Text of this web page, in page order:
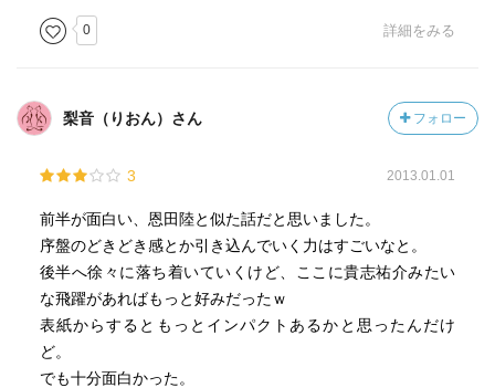
0 詳細をみる
梨音（りおん）さん フォロー
3 2013.01.01
前半が面白い、恩田陸と似た話だと思いました。
序盤のどきどき感とか引き込んでいく力はすごいなと。
後半へ徐々に落ち着いていくけど、ここに貴志祐介みたい
な飛躍があればもっと好みだったｗ
表紙からするともっとインパクトあるかと思ったんだけ
ど。
でも十分面白かった。